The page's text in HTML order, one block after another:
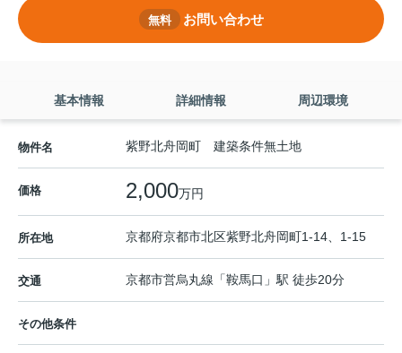
無料 お問い合わせ
基本情報 詳細情報 周辺環境
物件名 紫野北舟岡町 建築条件無土地
価格 2,000万円
所在地 京都府京都市北区紫野北舟岡町1-14、1-15
交通 京都市営烏丸線 「鞍馬口 」駅 徒歩20分
その他条件